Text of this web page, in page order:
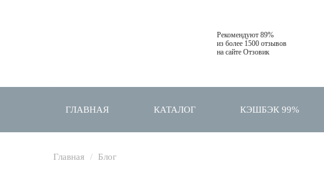
Рекомендуют 89%
из более 1500 отзывов
на сайте Отзовик
ГЛАВНАЯ КАТАЛОГ КЭШБЭК 99%
Главная Блог